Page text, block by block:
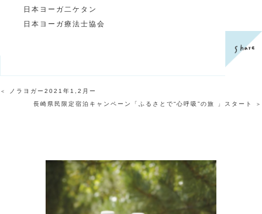
日本ヨーガ二ケタン
日本ヨーガ療法士協会
＜
ノラヨガー2021年1,2月ー
長崎県民限定宿泊キャンペーン「ふるさとで“心呼吸”の旅 」スタート
＞